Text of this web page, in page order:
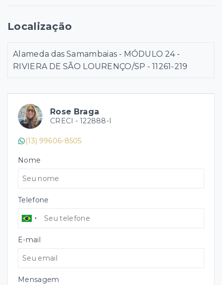
Rose Braga
CRECI - 122888-I
(13) 99606-8505
Nome
Telefone
E-mail
Mensagem
Localização
Alameda das Samambaias - MÓDULO 24 -
RIVIERA DE SÃO LOURENÇO/SP - 11261-219